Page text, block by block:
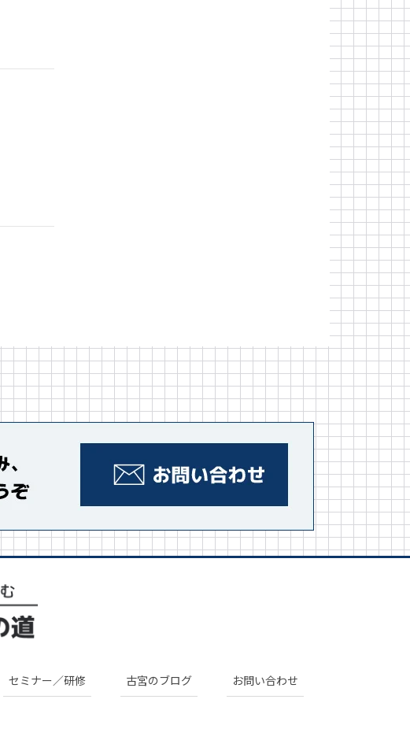
セミナー／研修 古宮のブログ お問い合わせ